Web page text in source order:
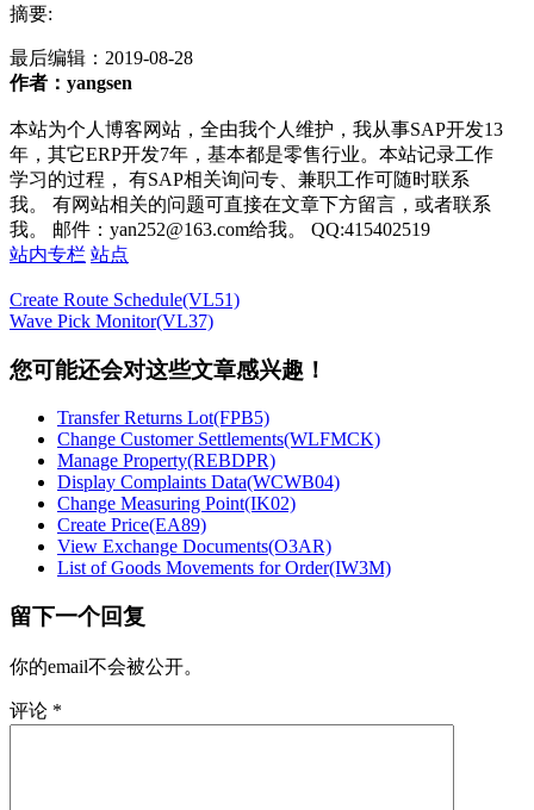
摘要:
最后编辑： 2019-08-28
作者：yangsen
本站为个人博客网站，全由我个人维护，我从事SAP开发13
年，其它ERP开发7年，基本都是零售行业。本站记录工作
学习的过程， 有SAP相关询问专、兼职工作可随时联系
我。 有网站相关的问题可直接在文章下方留言，或者联系
我。 邮件：yan252@163.com给我。 QQ:415402519
站内专栏 站点
Create Route Schedule(VL51)
Wave Pick Monitor(VL37)
您可能还会对这些文章感兴趣！
Transfer Returns Lot(FPB5)
Change Customer Settlements(WLFMCK)
Manage Property(REBDPR)
Display Complaints Data(WCWB04)
Change Measuring Point(IK02)
Create Price(EA89)
View Exchange Documents(O3AR)
List of Goods Movements for Order(IW3M)
留下一个回复
你的email不会被公开。
评论 *